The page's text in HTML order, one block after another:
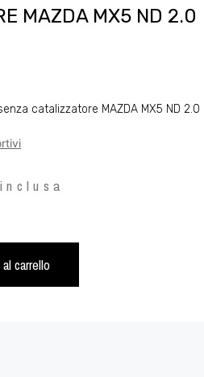
MAZDA MX5 ND 2.0
catalizzatore MAZDA MX5 ND 2.0
carrello